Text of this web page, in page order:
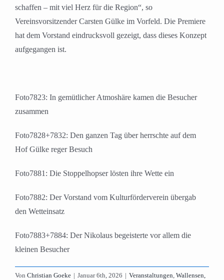
schaffen – mit viel Herz für die Region“, so
Vereinsvorsitzender Carsten Gülke im Vorfeld. Die Premiere
hat dem Vorstand eindrucksvoll gezeigt, dass dieses Konzept
aufgegangen ist.
Foto7823: In gemütlicher Atmoshäre kamen die Besucher
zusammen
Foto7828+7832: Den ganzen Tag über herrschte auf dem
Hof Gülke reger Besuch
Foto7881: Die Stoppelhopser lösten ihre Wette ein
Foto7882: Der Vorstand vom Kulturförderverein übergab
den Wetteinsatz
Foto7883+7884: Der Nikolaus begeisterte vor allem die
kleinen Besucher
Von Christian Goeke | Januar 6th, 2026 | Veranstaltungen, Wallensen,